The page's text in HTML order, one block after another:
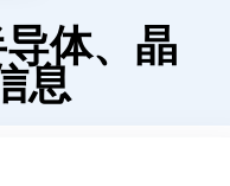
体、晶
息